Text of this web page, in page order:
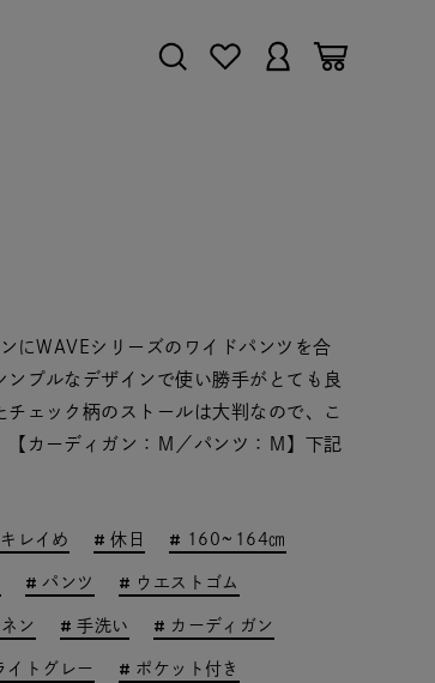
にWAVEシリーズのワイドパンツを合
プルなデザインで使い勝手がとても良
ェック柄のストールは大判なので、こ
カーディガン：Ｍ／パンツ：Ｍ】下記
キレイめ 休日 160~164㎝
パンツ ウエストゴム
ネン 手洗い カーディガン
イトグレー ポケット付き